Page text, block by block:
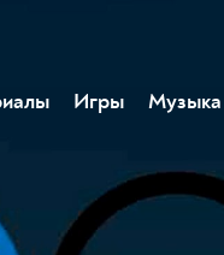
Игры Музыка